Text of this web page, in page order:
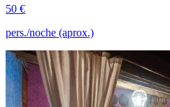
50 €
pers./noche (aprox.)